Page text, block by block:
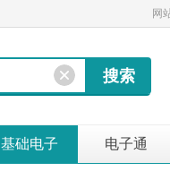
网
基础电子 电子通